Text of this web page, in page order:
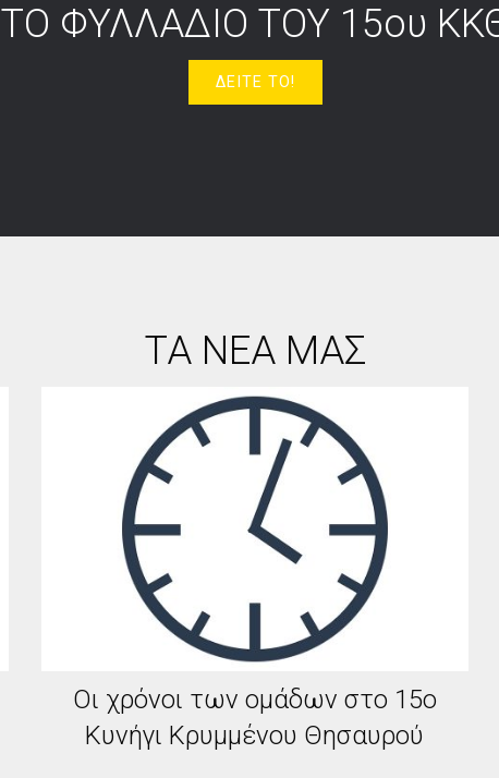
ΤΟ ΦΥΛΛΑΔΙΟ ΤΟΥ 15ου
ΔΕΙΤΕ ΤΟ!
ΤΑ ΝΕΑ ΜΑΣ
Οι χρόνοι των ομάδων στο 15ο
Κυνήγι Κρυμμένου Θησαυρού